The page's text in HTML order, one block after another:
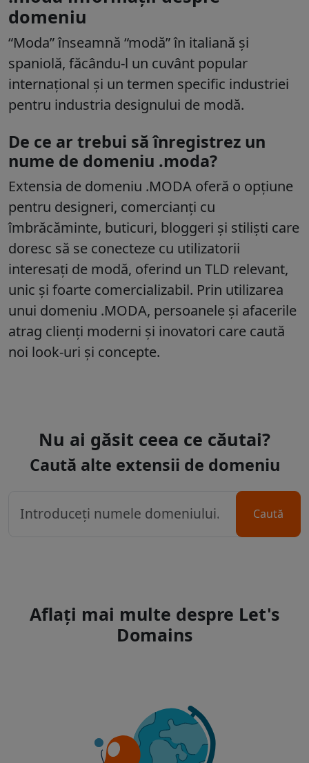
domeniu
“Moda” înseamnă “modă” în italiană și
spaniolă, făcându-l un cuvânt popular
internațional și un termen specific industriei
pentru industria designului de modă.
De ce ar trebui să înregistrez un
nume de domeniu .moda?
Extensia de domeniu .MODA oferă o opțiune
pentru designeri, comercianți cu
îmbrăcăminte, buticuri, bloggeri și stiliști care
doresc să se conecteze cu utilizatorii
interesați de modă, oferind un TLD relevant,
unic și foarte comercializabil. Prin utilizarea
unui domeniu .MODA, persoanele și afacerile
atrag clienți moderni și inovatori care caută
noi look-uri și concepte.
Nu ai găsit ceea ce căutai?
Caută alte extensii de domeniu
Caută